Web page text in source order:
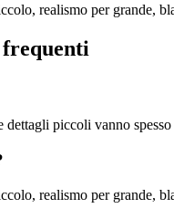
realismo per grande,
frequenti
dettagli piccoli vanno
realismo per grande,